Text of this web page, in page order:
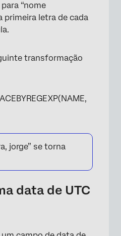
“nome
primeira letra de cada
transformação
jorge” se torna
data de UTC